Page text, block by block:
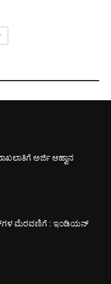
ಅರ್ಜಿ ಆಹ್ವಾನ
ಮೆರವಣಿಗೆ : ಇಂಡಿಯನ್